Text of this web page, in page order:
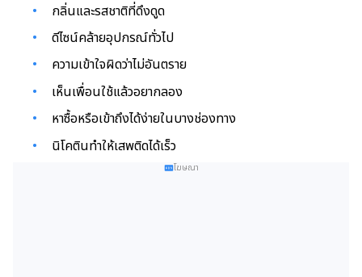
กลิ่นและรสชาติที่ดึงดูด
ดีไซน์คล้ายอุปกรณ์ทั่วไป
ความเข้าใจผิดว่าไม่อันตราย
เห็นเพื่อนใช้แล้วอยากลอง
หาซื้อหรือเข้าถึงได้ง่ายในบางช่องทาง
นิโคตินทำให้เสพติดได้เร็ว
โฆษณา